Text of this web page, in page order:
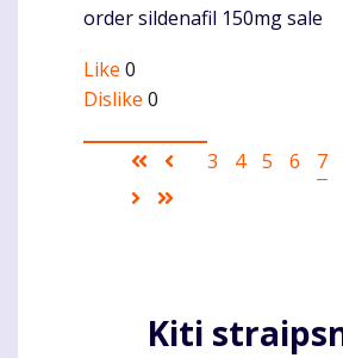
order sildenafil 150mg sale
Like 0
Dislike 0
Pagination
First
page
Ankstesnis
Puslapis
3 Puslapis
4 Puslapis
5 6 7
Sekantis
Kiti